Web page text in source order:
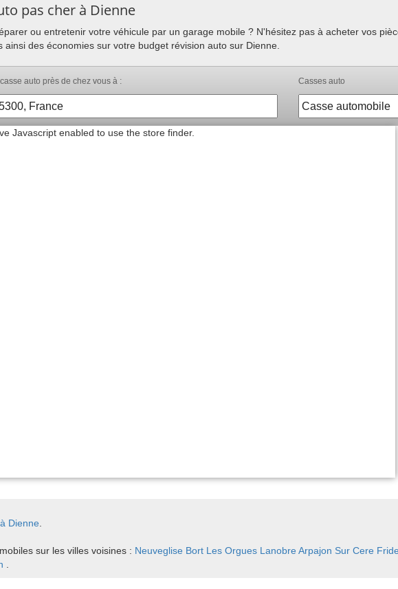
pas cher à Dienne
ou entretenir votre véhicule par un garage mobile ? N'hésitez pas à acheter vos
ainsi des économies sur votre budget révision auto sur Dienne.
Dienne
sur les villes voisines : Neuveglise Bort Les Orgues Lanobre Arpajon Sur Cere